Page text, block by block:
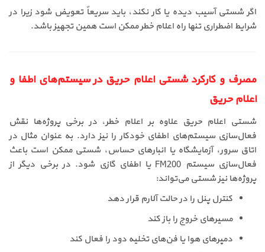
اگر شستی آسیب دیده یا کار نکند، باید سریعاً تعویض شود زیرا در
شرایط اضطراری تنها راه اعلام خطر ممکن است همین تجهیز باشد.
مصرف و کارکرد شستی اعلام حریق در سیستم‌های اطفا و
اعلام حریق
شستی اعلام حریق علاوه بر اعلام خطر، در برخی پروژه‌ها نقش
فعال‌سازی سیستم‌های اطفای خودکار را نیز دارد. به عنوان مثال در
اتاق سرور، آزمایشگاه یا انبارهای حساس، شستی ممکن است باعث
فعال‌سازی سیستم FM200 یا اطفای گازی شود. در برخی دیگر از
پروژه‌ها نیز شستی می‌تواند:
کنترل پنل را در حالت آلارم قرار دهد
مسیرهای خروج را باز کند
دمپرهای هوا یا فن‌های تخلیه دود را فعال کند